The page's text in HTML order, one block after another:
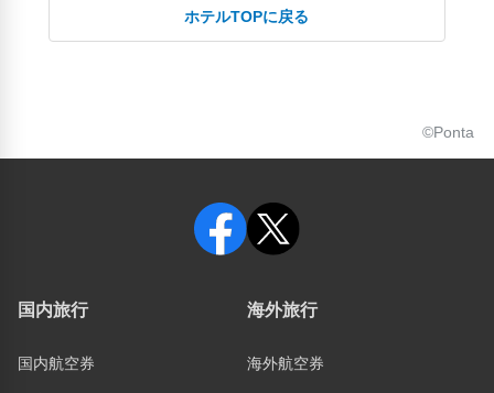
ホテルTOPに戻る
©Ponta
国内旅行
国内航空券
海外旅行
海外航空券